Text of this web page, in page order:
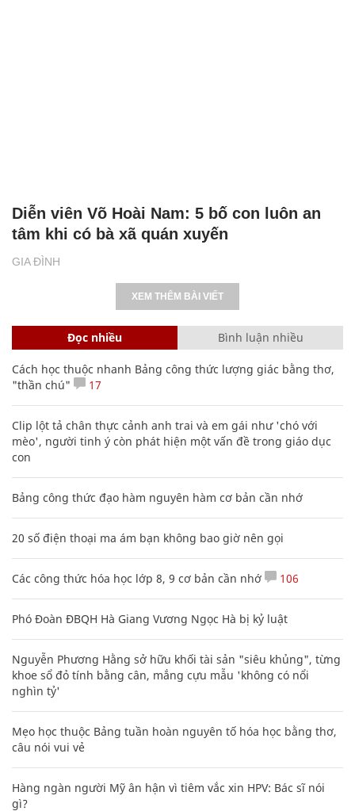
GIA ĐÌNH
Diễn viên Võ Hoài Nam: 5 bố con luôn an
tâm khi có bà xã quán xuyến
XEM THÊM BÀI VIẾT
Đọc nhiều Bình luận nhiều
Cách học thuộc nhanh Bảng công thức lượng giác bằng thơ,
"thần chú"
17
Clip lột tả chân thực cảnh anh trai và em gái như 'chó với
mèo', người tinh ý còn phát hiện một vấn đề trong giáo dục
con
Bảng công thức đạo hàm nguyên hàm cơ bản cần nhớ
20 số điện thoại ma ám bạn không bao giờ nên gọi
Các công thức hóa học lớp 8, 9 cơ bản cần nhớ 106
Phó Đoàn ĐBQH Hà Giang Vương Ngọc Hà bị kỷ luật
Nguyễn Phương Hằng sở hữu khối tài sản "siêu khủng", từng
khoe sổ đỏ tính bằng cân, mắng cựu mẫu 'không có nổi
nghìn tỷ'
Mẹo học thuộc Bảng tuần hoàn nguyên tố hóa học bằng thơ,
câu nói vui vẻ
Hàng ngàn người Mỹ ân hận vì tiêm vắc xin HPV: Bác sĩ nói
gì?